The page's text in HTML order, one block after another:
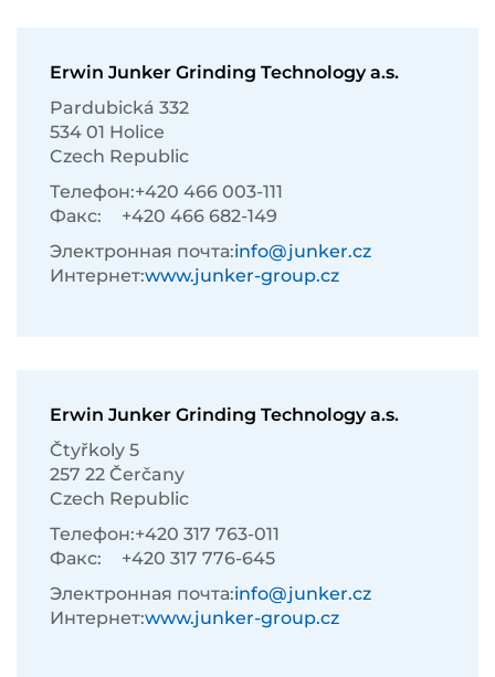
Erwin Junker Grinding Technology a.s.
Pardubická 332
534 01 Holice
Czech Republic
Телефон:+420 466 003-111
Факс:
+420 466 682-149
Электронная почта:info@junker.cz
Интернет:www.junker-group.cz
Erwin Junker Grinding Technology a.s.
Čtyřkoly 5
257 22 Čerčany
Czech Republic
Телефон:+420 317 763-011
Факс:
+420 317 776-645
Электронная почта:info@junker.cz
Интернет:www.junker-group.cz